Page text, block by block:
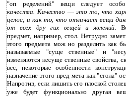
"оп­ ределений" вещи следует
качества. Качество —это то, что
целое, и как то, что отличает вещи
от всех дру­ гих вещей и явлений.
предмет, например, стол. Нетрудно
этого предмета мож­ но разделить как
называемые "суще­ ственные" и
изменяются несуще­ ственные свойства,
вес, некоторые особенности
назначение этого пред­ мета как "стола"
Напротив, если лишить его плоской
уже будет функционально другая